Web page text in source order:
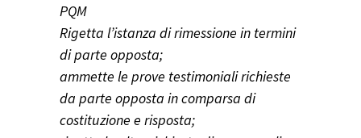
PQM
Rigetta l’istanza di rimessione in termini
di parte opposta;
ammette le prove testimoniali richieste
da parte opposta in comparsa di
costituzione e risposta;